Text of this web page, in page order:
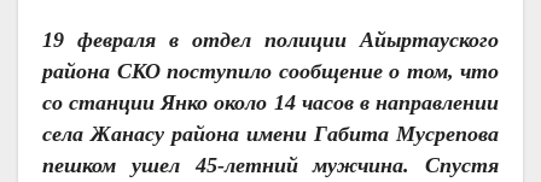
19 февраля в отдел полиции Айыртауского
района СКО поступило сообщение о том, что
со станции Янко около 14 часов в направлении
села Жанасу района имени Габита Мусрепова
пешком ушел 45-летний мужчина. Спустя